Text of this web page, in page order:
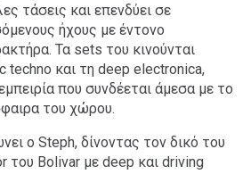
τάσεις και επενδύει σε
ήχους με έντονο
Τα sets του κινούνται
techno και τη deep electronica,
που συνδέεται άμεσα με το
του χώρου.
ο Steph, δίνοντας τον δικό του
του Bolivar με deep και driving